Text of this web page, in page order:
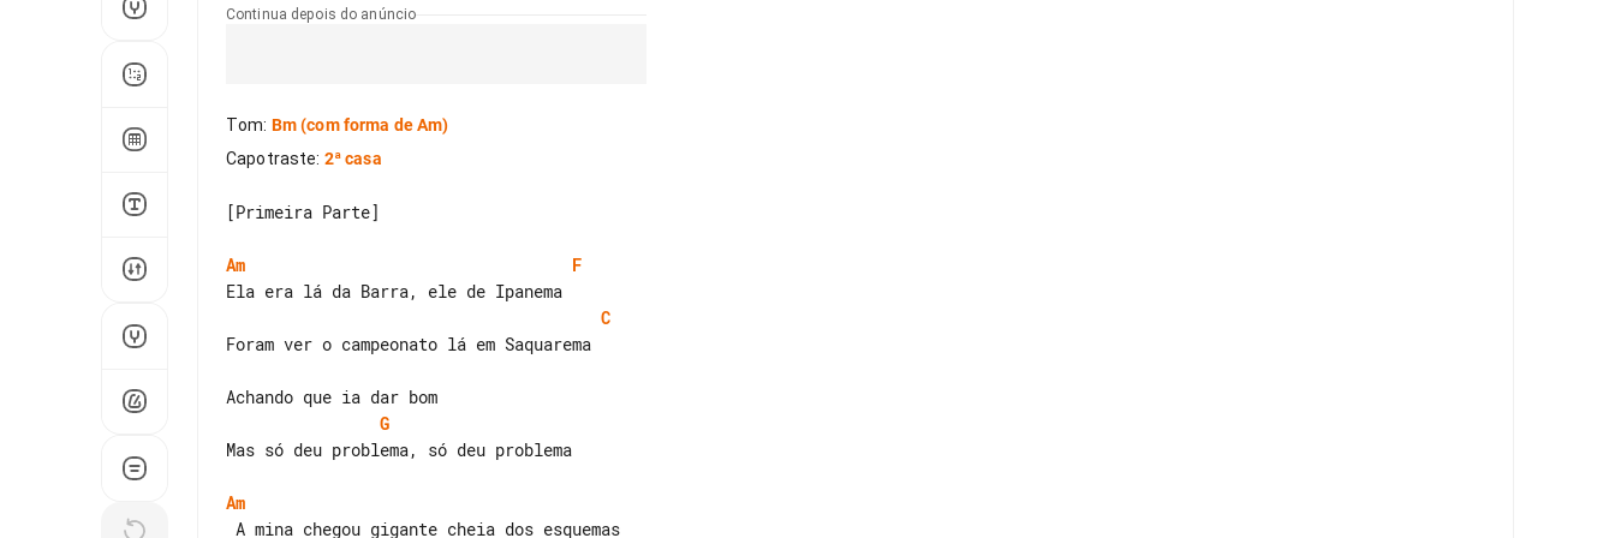
Continua depois do anúncio
Tom: Bm(com forma de Am)
Capotraste: 2ª casa
[Primeira Parte]
Am
F
C
Foram ver o campeonato lá em Saquarema
G
Mas só deu problema, só deu problema
Am